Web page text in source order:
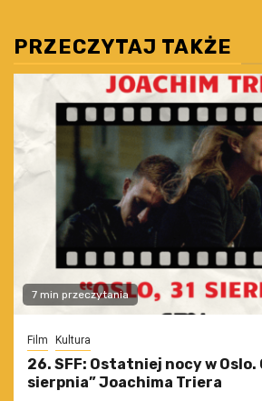
PRZECZYTAJ TAKŻE
7 min przeczytania
Film Kultura
26. SFF: Ostatniej nocy w Oslo.
sierpnia” Joachima Triera